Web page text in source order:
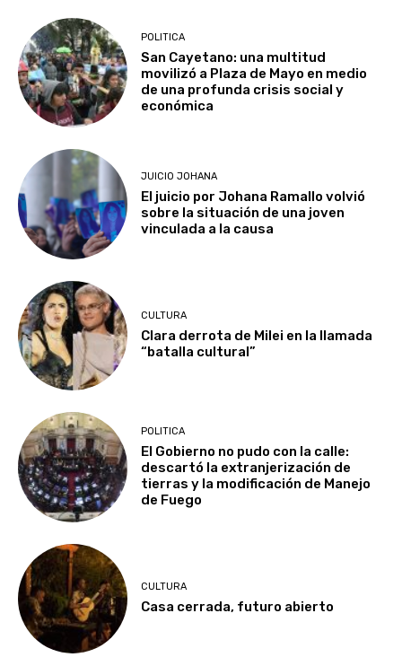
POLITICA
San Cayetano: una multitud
movilizó a Plaza de Mayo en medio
de una profunda crisis social y
económica
JUICIO JOHANA
El juicio por Johana Ramallo volvió
sobre la situación de una joven
vinculada a la causa
CULTURA
Clara derrota de Milei en la llamada
“batalla cultural”
POLITICA
El Gobierno no pudo con la calle:
descartó la extranjerización de
tierras y la modificación de Manejo
de Fuego
CULTURA
Casa cerrada, futuro abierto